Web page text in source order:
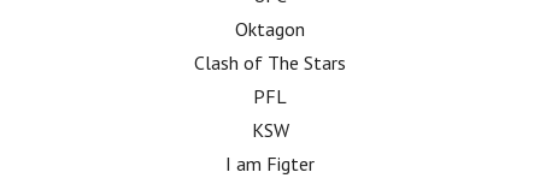
Oktagon
Clash of The Stars
PFL
KSW
I am Figter